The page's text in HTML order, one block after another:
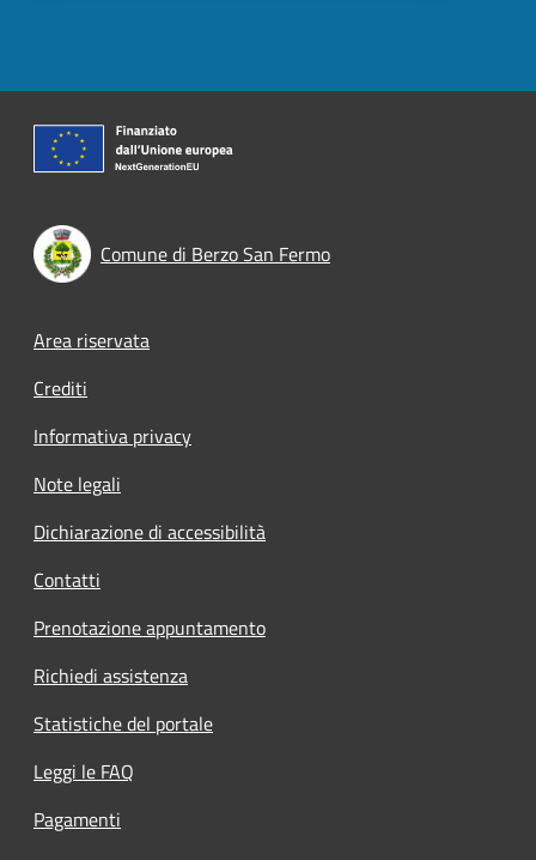
Comune di Berzo San Fermo
Footer menu
Area riservata
Crediti
Informativa privacy
Note legali
Dichiarazione di accessibilità
Contatti
Prenotazione appuntamento
Richiedi assistenza
Statistiche del portale
Leggi le FAQ
Pagamenti